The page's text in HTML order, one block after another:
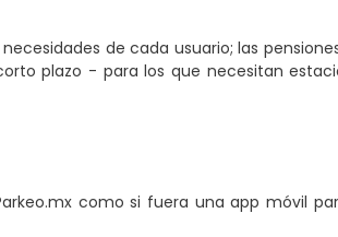
de cada usuario; las
plazo - para los que necesitan
como si fuera una app móvil